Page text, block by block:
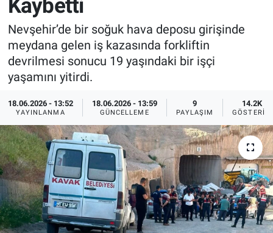
Kaybetti
Nevşehir’de bir soğuk hava deposu girişinde
meydana gelen iş kazasında forkliftin
devrilmesi sonucu 19 yaşındaki bir işçi
yaşamını yitirdi.
18.06.2026 - 13:52
YAYINLANMA
18.06.2026 - 13:59
GÜNCELLEME
9
PAYLAŞIM
14.2K
GÖSTERIM
Sağlık
Yerel
Genel
Asayiş
İlan - Duyuru- Mesaj
Türkiye Gündemi
Sizden Gelenler
Yaşam
Sağlık
Eğitim
Kültür
İlan - Duyuru- Mesaj
Türkiye Gündemi
Sizden Gelenler